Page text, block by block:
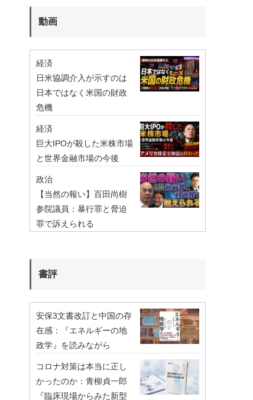
動画
経済
日米協調介入が示すのは
日本ではなく米国の財政
危機
経済
巨大IPOが殺した米株市場
と世界金融市場の今後
政治
【当然の報い】百田尚樹
参院議員：暴行罪と脅迫
罪で訴えられる
書評
安保3文書改訂と中国の存
在感：『エネルギーの地
政学』を読みながら
コロナ対策は本当に正し
かったのか：青柳貞一郎
『臨床現場からみた新型